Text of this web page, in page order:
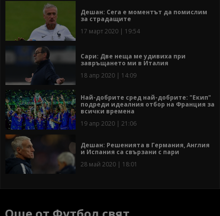
Дешан: Сега е моментът да помислим
за страдащите
17 март 2020 | 19:54
Сари: Две неща ме удивиха при
завръщането ми в Италия
18 апр 2020 | 14:09
Най-добрите сред най-добрите: "Екип"
подреди идеалния отбор на Франция за
всички времена
19 апр 2020 | 21:06
Дешан: Решенията в Германия, Англия
и Испания са свързани с пари
28 май 2020 | 18:01